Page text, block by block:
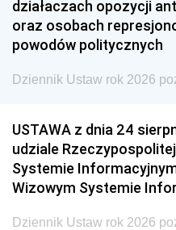
działaczach opozycji
oraz osobach
powodów politycznych
Dziennik Ustaw rok 2026
USTAWA z dnia 24
udziale
Systemie
Wizowym Systemie
Dziennik Ustaw rok 2026